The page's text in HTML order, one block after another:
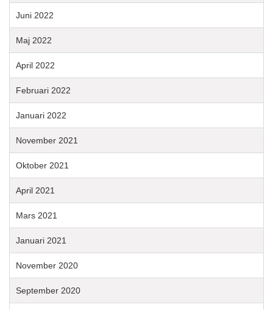
Juni 2022
Maj 2022
April 2022
Februari 2022
Januari 2022
November 2021
Oktober 2021
April 2021
Mars 2021
Januari 2021
November 2020
September 2020